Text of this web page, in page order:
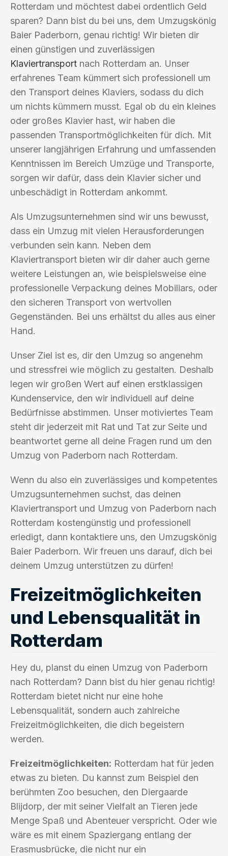
Rotterdam und möchtest dabei ordentlich Geld
sparen? Dann bist du bei uns, dem Umzugskönig
Baier Paderborn, genau richtig! Wir bieten dir
einen günstigen und zuverlässigen
Klaviertransport nach Rotterdam an. Unser
erfahrenes Team kümmert sich professionell um
den Transport deines Klaviers, sodass du dich
um nichts kümmern musst. Egal ob du ein kleines
oder großes Klavier hast, wir haben die
passenden Transportmöglichkeiten für dich. Mit
unserer langjährigen Erfahrung und umfassenden
Kenntnissen im Bereich Umzüge und Transporte,
sorgen wir dafür, dass dein Klavier sicher und
unbeschädigt in Rotterdam ankommt.
Als Umzugsunternehmen sind wir uns bewusst,
dass ein Umzug mit vielen Herausforderungen
verbunden sein kann. Neben dem
Klaviertransport bieten wir dir daher auch gerne
weitere Leistungen an, wie beispielsweise eine
professionelle Verpackung deines Mobiliars, oder
den sicheren Transport von wertvollen
Gegenständen. Bei uns erhältst du alles aus einer
Hand.
Unser Ziel ist es, dir den Umzug so angenehm
und stressfrei wie möglich zu gestalten. Deshalb
legen wir großen Wert auf einen erstklassigen
Kundenservice, den wir individuell auf deine
Bedürfnisse abstimmen. Unser motiviertes Team
steht dir jederzeit mit Rat und Tat zur Seite und
beantwortet gerne all deine Fragen rund um den
Umzug von Paderborn nach Rotterdam.
Wenn du also ein zuverlässiges und kompetentes
Umzugsunternehmen suchst, das deinen
Klaviertransport und Umzug von Paderborn nach
Rotterdam kostengünstig und professionell
erledigt, dann kontaktiere uns, den Umzugskönig
Baier Paderborn. Wir freuen uns darauf, dich bei
deinem Umzug unterstützen zu dürfen!
Freizeitmöglichkeiten
und Lebensqualität in
Rotterdam
Hey du, planst du einen Umzug von Paderborn
nach Rotterdam? Dann bist du hier genau richtig!
Rotterdam bietet nicht nur eine hohe
Lebensqualität, sondern auch zahlreiche
Freizeitmöglichkeiten, die dich begeistern
werden.
Freizeitmöglichkeiten: Rotterdam hat für jeden
etwas zu bieten. Du kannst zum Beispiel den
berühmten Zoo besuchen, den Diergaarde
Blijdorp, der mit seiner Vielfalt an Tieren jede
Menge Spaß und Abenteuer verspricht. Oder wie
wäre es mit einem Spaziergang entlang der
Erasmusbrücke, die nicht nur ein